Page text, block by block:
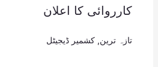
کارروائی کا اعلان
تازہ ترین کشمیر ڈیجیٹل